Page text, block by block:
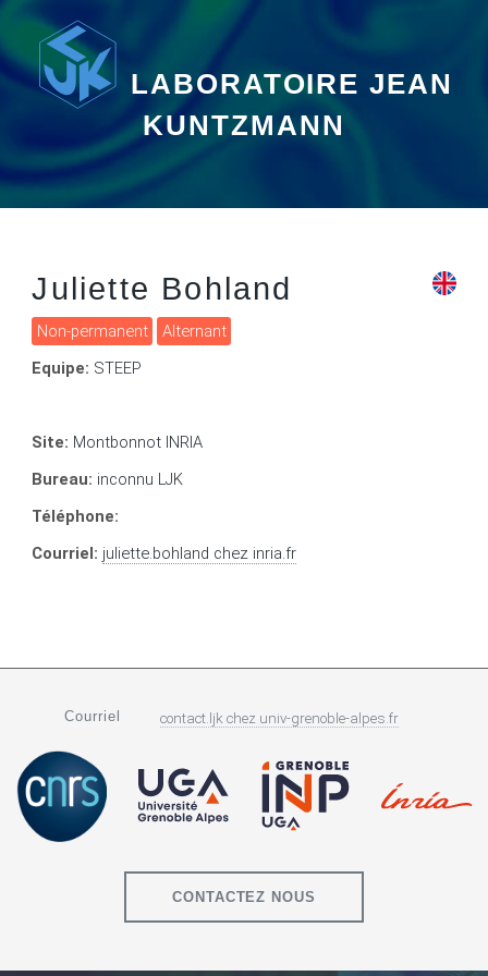
LABORATOIRE JEAN
KUNTZMANN
Juliette Bohland
Non-permanent
Alternant
Equipe: STEEP
Site: Montbonnot INRIA
Bureau: inconnu LJK
Téléphone:
Courriel: juliette.bohland chez inria.fr
Courriel contact.ljk chez univ-grenoble-alpes.fr
CONTACTEZ NOUS